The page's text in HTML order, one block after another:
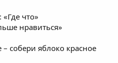
что»
нравиться»
собери яблоко красное